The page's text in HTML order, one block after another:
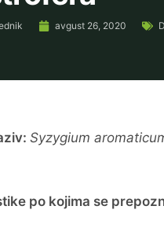
avgust 26, 2020
Syzygium
po kojima se